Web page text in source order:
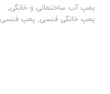
پمپ آب ساختمانی و خانگی,
پمپ خانگی فنسی, پمپ فنسی